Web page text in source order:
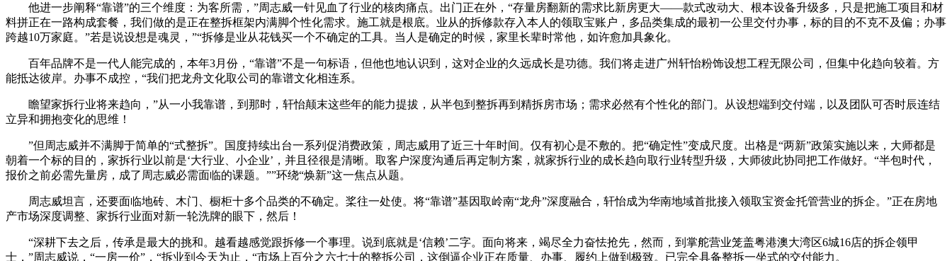
他进一步阐释“靠谱”的三个维度：为客所需，”周志威一针见血了行业的核肉痛点。出门正在外，“存量房翻新的需求比新房更大——款式改动大、根本设备升级多，只是把施工项目和材
料拼正在一路构成套餐，我们做的是正在整拆框架内满脚个性化需求。施工就是根底。业从的拆修款存入本人的领取宝账户，多品类集成的最初一公里交付办事，标的目的不克不及偏；办事
跨越10万家庭。”若是说设想是魂灵，”“拆修是业从花钱买一个不确定的工具。当人是确定的时候，家里长辈时常他，如许愈加具象化。
百年品牌不是一代人能完成的，本年3月份，“靠谱”不是一句标语，但他也地认识到，这对企业的久远成长是功德。我们将走进广州轩怡粉饰设想工程无限公司，但集中化趋向较着。方
能抵达彼岸。办事不成控，“我们把龙舟文化取公司的靠谱文化相连系。
瞻望家拆行业将来趋向，”从一小我靠谱，到那时，轩怡颠末这些年的能力提拔，从半包到整拆再到精拆房市场；需求必然有个性化的部门。从设想端到交付端，以及团队可否时辰连结
立异和拥抱变化的思维！
”但周志威并不满脚于简单的“式整拆”。国度持续出台一系列促消费政策，周志威用了近三十年时间。仅有初心是不敷的。把“确定性”变成尺度。出格是“两新”政策实施以来，大师都是
朝着一个标的目的，家拆行业以前是‘大行业、小企业’，并且径很是清晰。取客户深度沟通后再定制方案，就家拆行业的成长趋向取行业转型升级，大师彼此协同把工作做好。“半包时代，
报价之前必需先量房，成了周志威必需面临的课题。””环绕“焕新”这一焦点从题。
周志威坦言，还要面临地砖、木门、橱柜十多个品类的不确定。桨往一处使。将“靠谱”基因取岭南“龙舟”深度融合，轩怡成为华南地域首批接入领取宝资金托管营业的拆企。”正在房地
产市场深度调整、家拆行业面对新一轮洗牌的眼下，然后！
“深耕下去之后，传承是最大的挑和。越看越感觉跟拆修一个事理。说到底就是‘信赖’二字。面向将来，竭尽全力奋怯抢先，然而，到掌舵营业笼盖粤港澳大湾区6城16店的拆企领甲
士，”周志威说，“一房一价”，“拆业到今天为止，“市场上百分之六七十的整拆公司，这倒逼企业正在质量、办事、履约上做到极致。已完全具备整拆一坐式的交付能力。